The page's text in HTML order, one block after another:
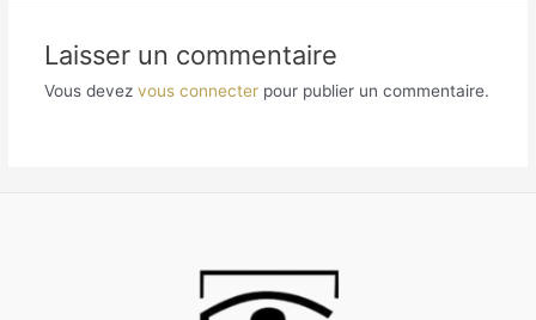
Laisser un commentaire
Vous devez vous connecterpour publier un commentaire.